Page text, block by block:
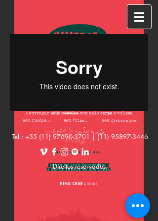
Tel.: +55 (11) 97690-3701 |(11) 95897-3446
Direitos reservados